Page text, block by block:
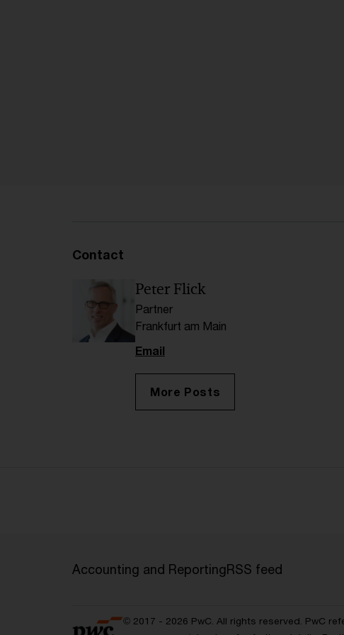
Contact
Peter Flick
Partner
Frankfurt am Main
Email
More Posts
Accounting and ReportingRSS feed
© 2017 - 2026 PwC. All rights reserved. PwC